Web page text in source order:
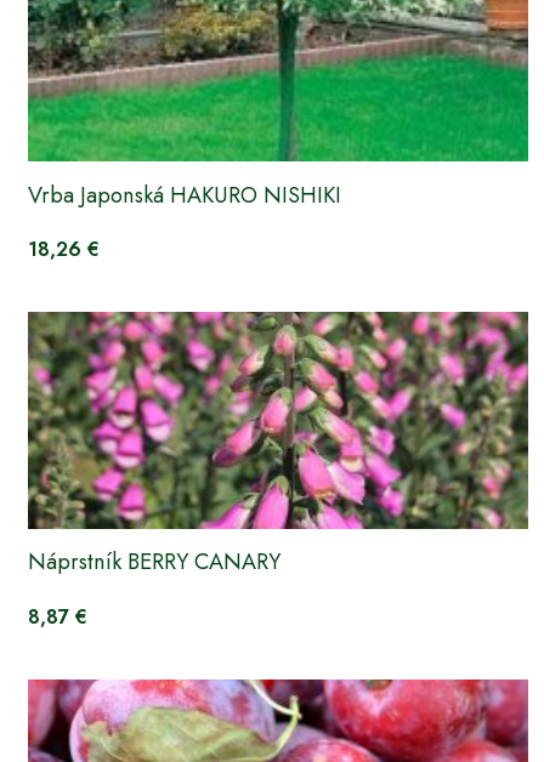
Vrba Japonská HAKURO NISHIKI
18,26 €
Náprstník BERRY CANARY
8,87 €